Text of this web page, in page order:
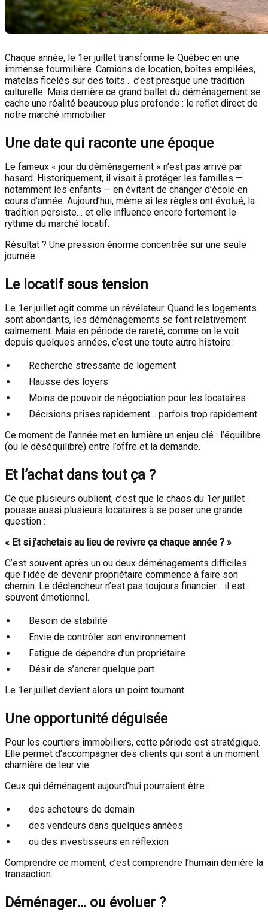
Chaque année, le 1er juillet transforme le Québec en une
immense fourmilière. Camions de location, boîtes empilées,
matelas ficelés sur des toits… c’est presque une tradition
culturelle. Mais derrière ce grand ballet du déménagement se
cache une réalité beaucoup plus profonde : le reflet direct de
notre marché immobilier.
Une date qui raconte une époque
Le fameux « jour du déménagement » n’est pas arrivé par
hasard. Historiquement, il visait à protéger les familles —
notamment les enfants — en évitant de changer d’école en
cours d’année. Aujourd’hui, même si les règles ont évolué, la
tradition persiste… et elle influence encore fortement le
rythme du marché locatif.
Résultat ? Une pression énorme concentrée sur une seule
journée.
Le locatif sous tension
Le 1er juillet agit comme un révélateur. Quand les logements
sont abondants, les déménagements se font relativement
calmement. Mais en période de rareté, comme on le voit
depuis quelques années, c’est une toute autre histoire :
Recherche stressante de logement
Hausse des loyers
Moins de pouvoir de négociation pour les locataires
Décisions prises rapidement… parfois trop rapidement
Ce moment de l’année met en lumière un enjeu clé : l’équilibre
(ou le déséquilibre) entre l’offre et la demande.
Et l’achat dans tout ça ?
Ce que plusieurs oublient, c’est que le chaos du 1er juillet
pousse aussi plusieurs locataires à se poser une grande
question :
« Et si j’achetais au lieu de revivre ça chaque année ? »
C’est souvent après un ou deux déménagements difficiles
que l’idée de devenir propriétaire commence à faire son
chemin. Le déclencheur n’est pas toujours financier… il est
souvent émotionnel.
Besoin de stabilité
Envie de contrôler son environnement
Fatigue de dépendre d’un propriétaire
Désir de s’ancrer quelque part
Le 1er juillet devient alors un point tournant.
Une opportunité déguisée
Pour les courtiers immobiliers, cette période est stratégique.
Elle permet d’accompagner des clients qui sont à un moment
charnière de leur vie.
Ceux qui déménagent aujourd’hui pourraient être :
des acheteurs de demain
des vendeurs dans quelques années
ou des investisseurs en réflexion
Comprendre ce moment, c’est comprendre l’humain derrière la
transaction.
Déménager… ou évoluer ?